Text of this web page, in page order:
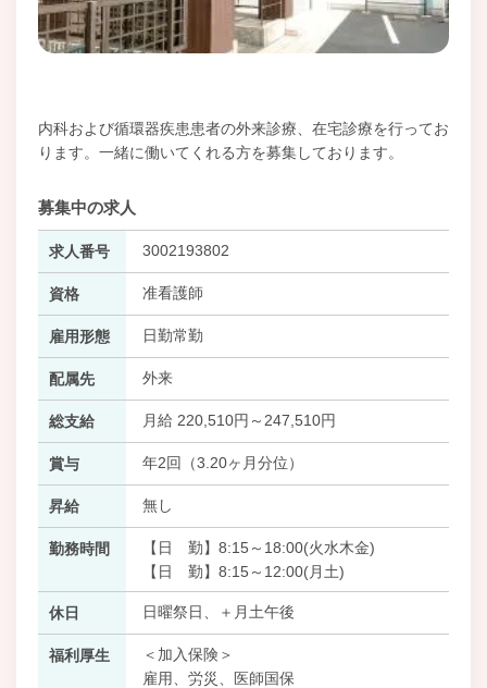
内科および循環器疾患患者の外来診療、在宅診療を行ってお
ります。一緒に働いてくれる方を募集しております。
募集中の求人
求人番号 3002193802
資格 准看護師
雇用形態 日勤常勤
配属先 外来
総支給 月給 220,510円～247,510円
賞与 年2回（3.20ヶ月分位）
昇給 無し
勤務時間
【日 勤】8:15～18:00(火水木金)
【日 勤】8:15～12:00(月土)
休日 日曜祭日、＋月土午後
福利厚生
＜加入保険＞
雇用、労災、医師国保